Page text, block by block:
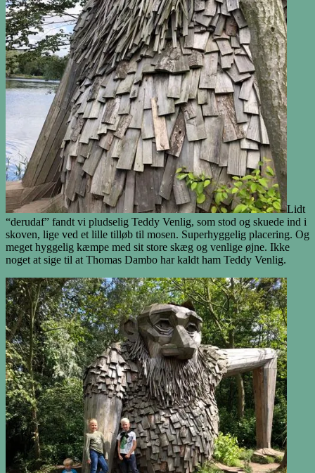
Lidt
“derudaf” fandt vi pludselig Teddy Venlig, som stod og skuede ind i
skoven, lige ved et lille tilløb til mosen. Superhyggelig placering. Og
meget hyggelig kæmpe med sit store skæg og venlige øjne. Ikke
noget at sige til at Thomas Dambo har kaldt ham Teddy Venlig.